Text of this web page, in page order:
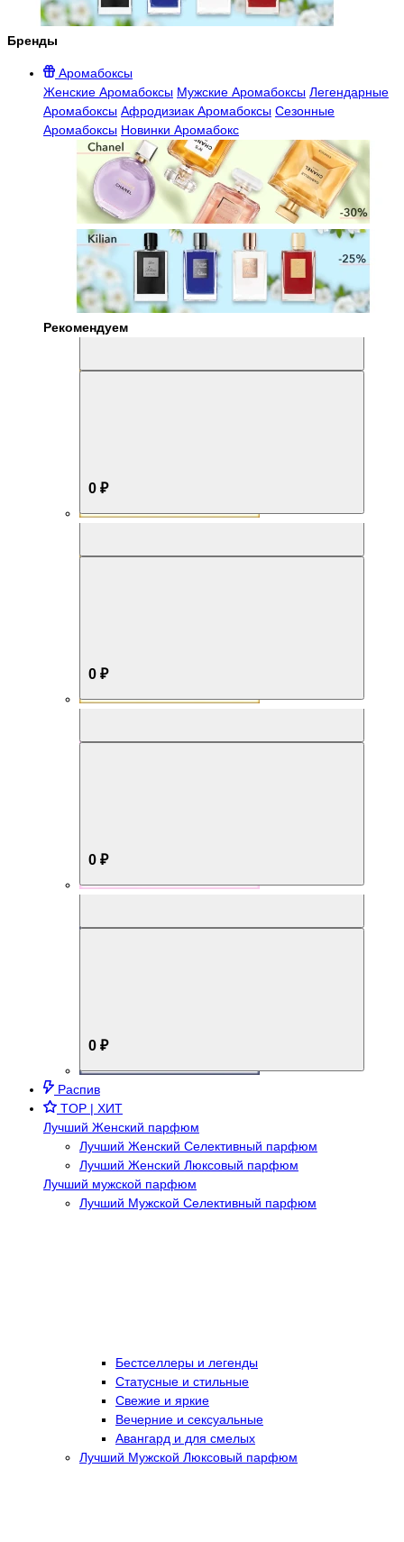
Бренды
Аромабоксы
Женские Аромабоксы Мужские Аромабоксы Легендарные
Аромабоксы Афродизиак Аромабоксы Сезонные
Аромабоксы Новинки Аромабокс
Рекомендуем
0 ₽
0 ₽
0 ₽
0 ₽
Распив
TOP | ХИТ
Лучший Женский парфюм
Лучший Женский Селективный парфюм
Лучший Женский Люксовый парфюм
Лучший мужской парфюм
Лучший Мужской Селективный парфюм
Бестселлеры и легенды
Статусные и стильные
Свежие и яркие
Вечерние и сексуальные
Авангард и для смелых
Лучший Мужской Люксовый парфюм